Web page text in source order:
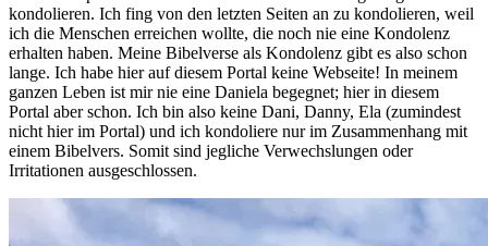
kondolieren. Ich fing von den letzten Seiten an zu kondolieren, weil
ich die Menschen erreichen wollte, die noch nie eine Kondolenz
erhalten haben. Meine Bibelverse als Kondolenz gibt es also schon
lange. Ich habe hier auf diesem Portal keine Webseite! In meinem
ganzen Leben ist mir nie eine Daniela begegnet; hier in diesem
Portal aber schon. Ich bin also keine Dani, Danny, Ela (zumindest
nicht hier im Portal) und ich kondoliere nur im Zusammenhang mit
einem Bibelvers. Somit sind jegliche Verwechslungen oder
Irritationen ausgeschlossen.